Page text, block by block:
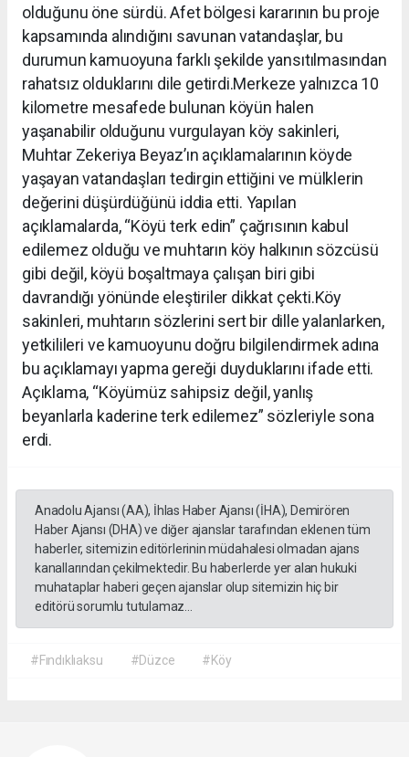
olduğunu öne sürdü. Afet bölgesi kararının bu proje
kapsamında alındığını savunan vatandaşlar, bu
durumun kamuoyuna farklı şekilde yansıtılmasından
rahatsız olduklarını dile getirdi.Merkeze yalnızca 10
kilometre mesafede bulunan köyün halen
yaşanabilir olduğunu vurgulayan köy sakinleri,
Muhtar Zekeriya Beyaz’ın açıklamalarının köyde
yaşayan vatandaşları tedirgin ettiğini ve mülklerin
değerini düşürdüğünü iddia etti. Yapılan
açıklamalarda, “Köyü terk edin” çağrısının kabul
edilemez olduğu ve muhtarın köy halkının sözcüsü
gibi değil, köyü boşaltmaya çalışan biri gibi
davrandığı yönünde eleştiriler dikkat çekti.Köy
sakinleri, muhtarın sözlerini sert bir dille yalanlarken,
yetkilileri ve kamuoyunu doğru bilgilendirmek adına
bu açıklamayı yapma gereği duyduklarını ifade etti.
Açıklama, “Köyümüz sahipsiz değil, yanlış
beyanlarla kaderine terk edilemez” sözleriyle sona
erdi.
Anadolu Ajansı (AA), İhlas Haber Ajansı (İHA), Demirören
Haber Ajansı (DHA) ve diğer ajanslar tarafından eklenen tüm
haberler, sitemizin editörlerinin müdahalesi olmadan ajans
kanallarından çekilmektedir. Bu haberlerde yer alan hukuki
muhataplar haberi geçen ajanslar olup sitemizin hiç bir
editörü sorumlu tutulamaz...
#Fındıklıaksu #Düzce #Köy